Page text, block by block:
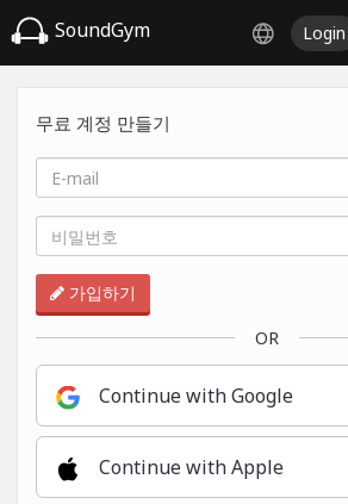
SoundGym Login
무료 계정 만들기
가입하기
OR
Continue with Google
Continue with Apple